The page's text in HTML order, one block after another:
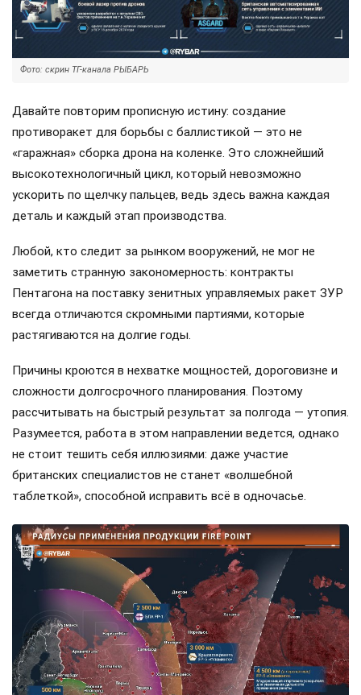
Фото: скрин ТГ-канала РЫБАРЬ
Давайте повторим прописную истину: создание
противоракет для борьбы с баллистикой — это не
«гаражная» сборка дрона на коленке. Это сложнейший
высокотехнологичный цикл, который невозможно
ускорить по щелчку пальцев, ведь здесь важна каждая
деталь и каждый этап производства.
Любой, кто следит за рынком вооружений, не мог не
заметить странную закономерность: контракты
Пентагона на поставку зенитных управляемых ракет ЗУР
всегда отличаются скромными партиями, которые
растягиваются на долгие годы.
Причины кроются в нехватке мощностей, дороговизне и
сложности долгосрочного планирования. Поэтому
рассчитывать на быстрый результат за полгода — утопия.
Разумеется, работа в этом направлении ведется, однако
не стоит тешить себя иллюзиями: даже участие
британских специалистов не станет «волшебной
таблеткой», способной исправить всё в одночасье.